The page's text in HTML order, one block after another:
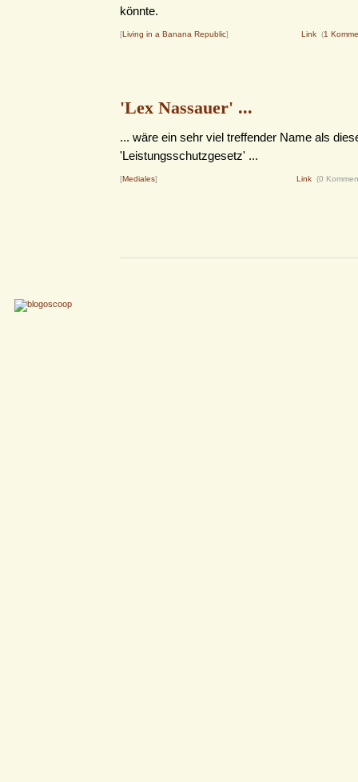
könnte.
[Living in a Banana Republic] Link (1
'Lex Nassauer' ...
... wäre ein sehr viel treffender Name als
'Leistungsschutzgesetz' ...
[Mediales] Link (0